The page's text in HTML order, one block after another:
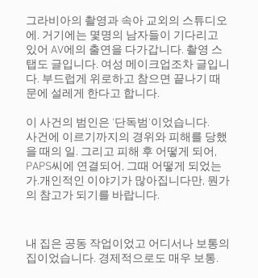
그라비아의 촬영과 속아 교외의 스튜디오
에. 거기에는 몇명의 남자들이 기다리고
있어 AV에의 출연을 다가갑니다. 촬영 스
탭도 글입니다. 여성 메이크업조차 글입니
다. 부드럽게 위로하고 참으면 끝나기 때
문에 설레게 한다고 합니다.
이 사건의 범인은 '단독범'이었습니다.
사건에 이르기까지의 경위와 피해를 당했
을 때의 일. 그리고 피해 후 어떻게 되어,
PAPS씨에 연결되어, 그때 어떻게 되었는
가.개인적인 이야기가 많아집니다만, 뭔가
의 참고가 되기를 바랍니다.
내 집은 공동 작업이었고 어디서나 보통의
집이었습니다. 경제적으로도 매우 보통.